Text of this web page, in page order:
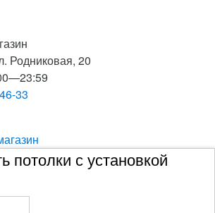
Родниковая, 20
33
потолки с установкой